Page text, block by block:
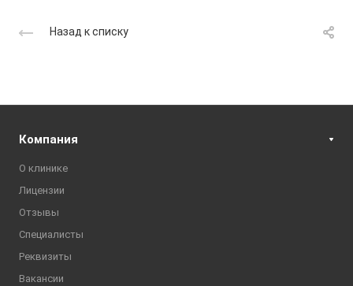
Назад к списку
Компания
О клинике
Лицензии
Отзывы
Специалисты
Реквизиты
Вакансии